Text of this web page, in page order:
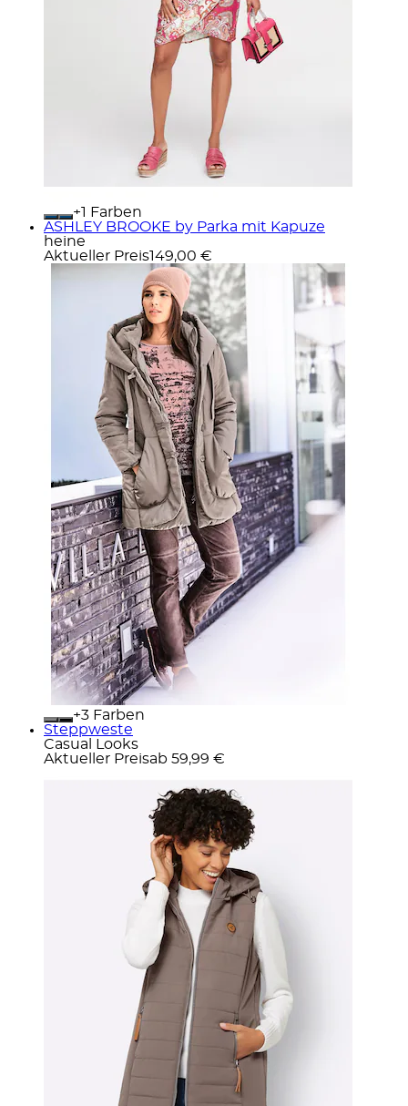
+
Farben
ASHLEY BROOKE by Parka mit Kapuze
heine
Aktueller Preis149,00 €
+
Farben
Steppweste
Casual Looks
Aktueller Preisab 59,99 €